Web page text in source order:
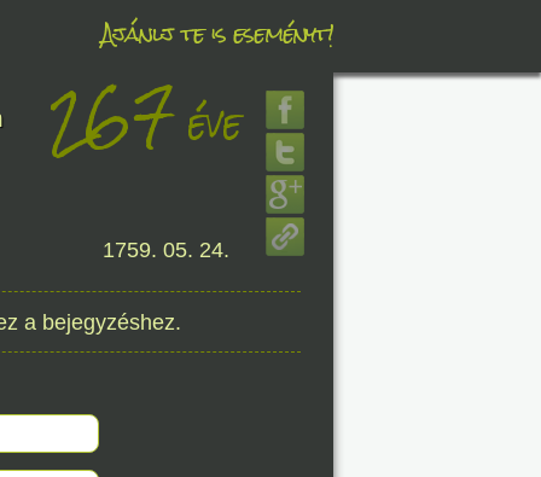
Ajánlj te is eseményt!
08.
267éve
1759. 05. 24.
a bejegyzéshez.